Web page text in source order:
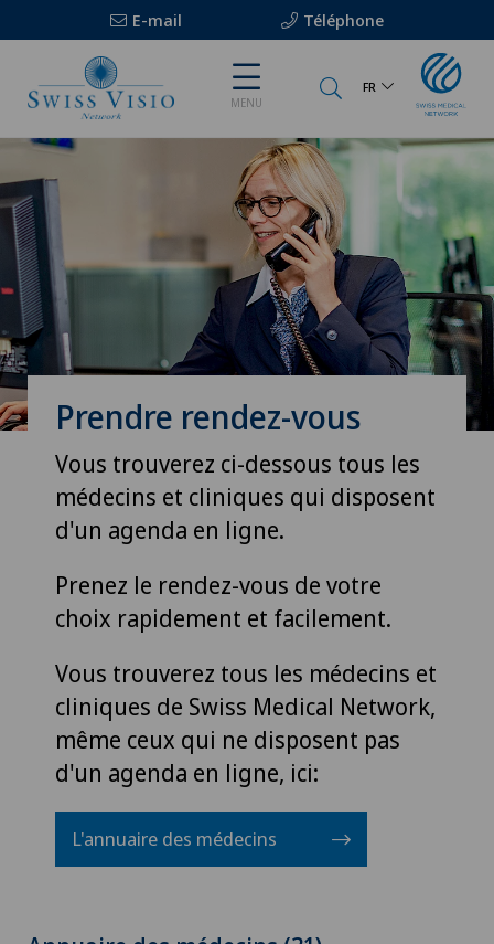
E-mail Téléphone
MENU
FR
Prendre rendez-vous
Vous trouverez ci-dessous tous les
médecins et cliniques qui disposent
d'un agenda en ligne.
Prenez le rendez-vous de votre
choix rapidement et facilement.
Vous trouverez tous les médecins et
cliniques de Swiss Medical Network,
même ceux qui ne disposent pas
d'un agenda en ligne, ici:
L'annuaire des médecins